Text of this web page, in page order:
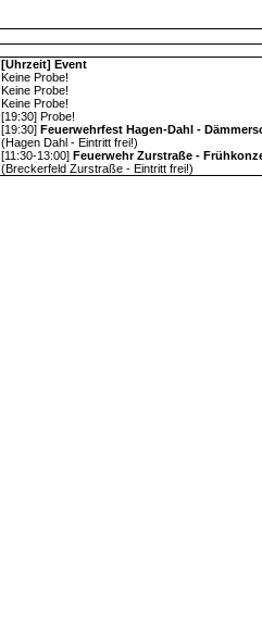
[Uhrzeit] Event
Keine Probe!
Keine Probe!
Keine Probe!
[19:30] Probe!
[19:30]Feuerwehrfest Hagen-Dahl -
(Hagen Dahl - Eintritt frei!)
[11:30-13:00]Feuerwehr Zurstraße -
(Breckerfeld Zurstraße - Eintritt frei!)